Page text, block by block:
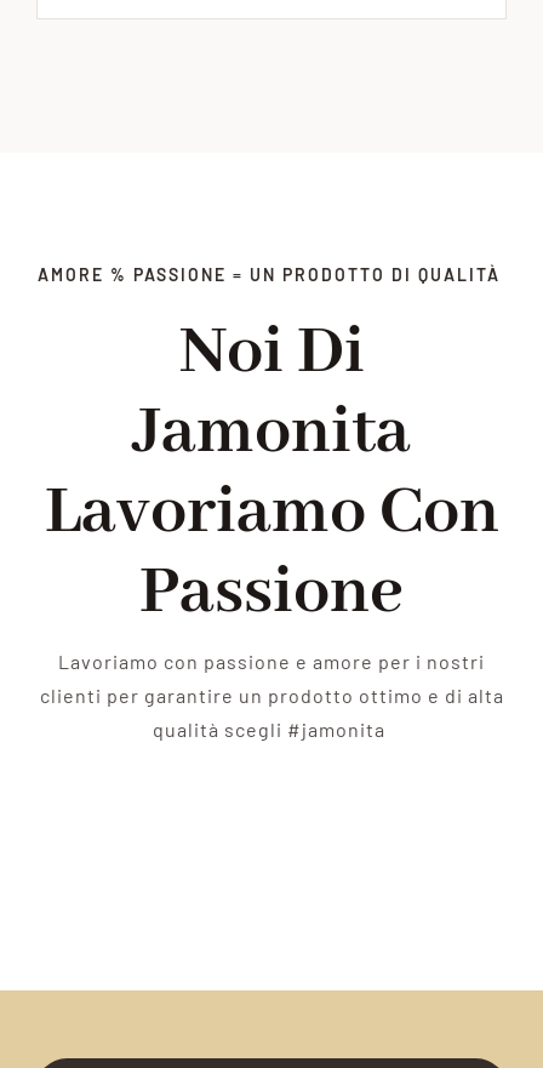
AMORE % PASSIONE = UN PRODOTTO DI QUALITÀ
Noi Di
Jamonita
Lavoriamo Con
Passione
Lavoriamo con passione e amore per i nostri
clienti per garantire un prodotto ottimo e di alta
qualità scegli #jamonita